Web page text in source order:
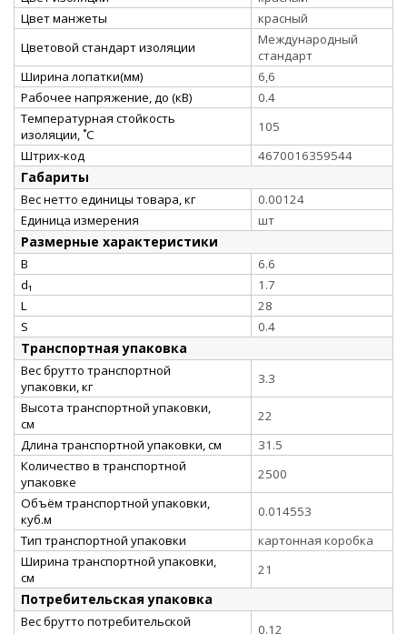
Цвет манжеты
красный
Цветовой стандарт изоляции
Международный
стандарт
Ширина лопатки(мм)
6,6
Рабочее напряжение, до (кВ)
0.4
Температурная стойкость
изоляции, ˚С
105
Штрих-код
4670016359544
Габариты
Вес нетто единицы товара, кг
0.00124
Единица измерения
шт
Размерные характеристики
B
6.6
d₁
1.7
L
28
S
0.4
Транспортная упаковка
Вес брутто транспортной
упаковки, кг
3.3
Высота транспортной упаковки,
см
22
Длина транспортной упаковки, см
31.5
Количество в транспортной
упаковке
2500
Объём транспортной упаковки,
куб.м
0.014553
Тип транспортной упаковки
картонная коробка
Ширина транспортной упаковки,
см
21
Потребительская упаковка
Вес брутто потребительской
0.12